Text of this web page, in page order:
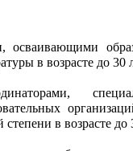
осваивающими
в возрасте до 30
в возрасте до